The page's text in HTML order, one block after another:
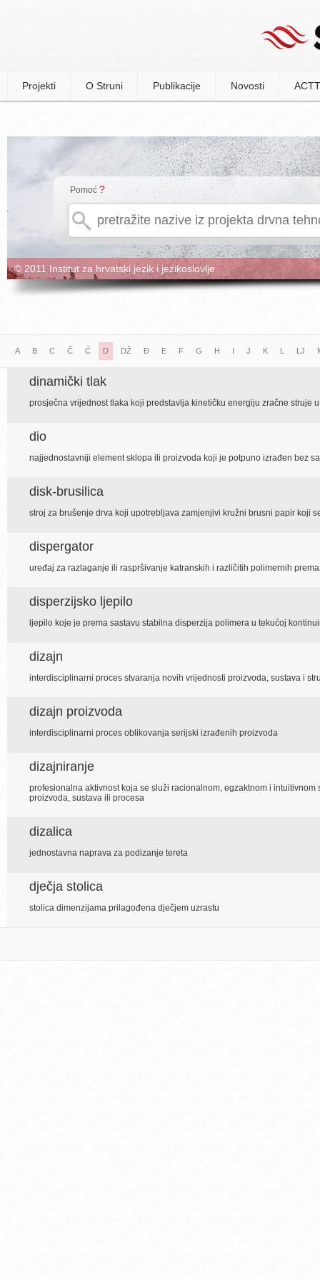
Projekti O Struni Publikacije Novosti
Pomoć ?
© 2011 Institut za hrvatski jezik i jezikoslovlje
A B C Č Ć D DŽ Đ E F G H I J K L LJ
dinamički tlak
prosječna vrijednost tlaka koji predstavlja kinetičku energiju zračne struje
dio
najjednostavniji element sklopa ili proizvoda koji je potpuno izrađen bez
disk-brusilica
stroj za brušenje drva koji upotrebljava zamjenjivi kružni brusni papir koji
dispergator
uređaj za razlaganje ili raspršivanje katranskih i različitih polimernih
disperzijsko ljepilo
ljepilo koje je prema sastavu stabilna disperzija polimera u tekućoj
dizajn
interdisciplinarni proces stvaranja novih vrijednosti proizvoda, sustava i
dizajn proizvoda
interdisciplinarni proces oblikovanja serijski izrađenih proizvoda
dizajniranje
profesionalna aktivnost koja se služi racionalnom, egzaktnom i
proizvoda, sustava ili procesa
dizalica
jednostavna naprava za podizanje tereta
dječja stolica
stolica dimenzijama prilagođena dječjem uzrastu